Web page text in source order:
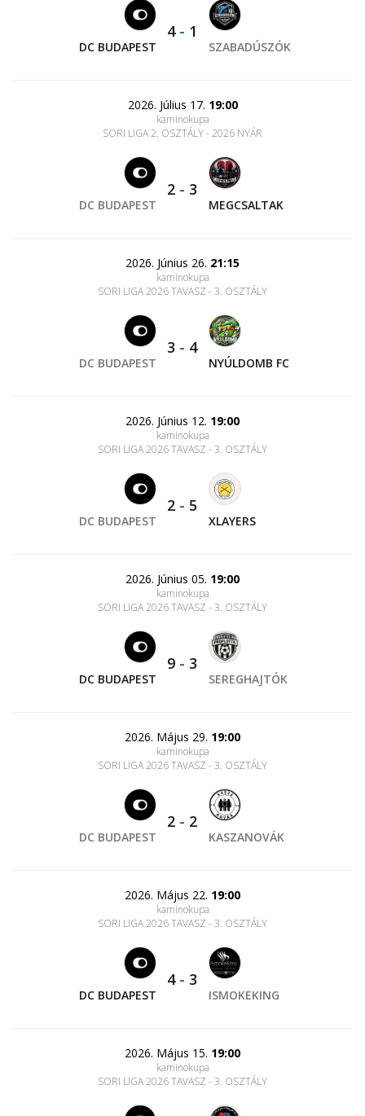
DC BUDAPEST
4- 1
SZABADÚSZÓK
2026. Július 17. 19:00
kaminokupa
SORI LIGA 2. OSZTÁLY - 2026 NYÁR
DC BUDAPEST
2 - 3
MEGCSALTAK
2026. Június 26. 21:15
kaminokupa
SORI LIGA 2026 TAVASZ - 3. OSZTÁLY
DC BUDAPEST
3 - 4
NYÚLDOMB FC
2026. Június 12. 19:00
kaminokupa
SORI LIGA 2026 TAVASZ - 3. OSZTÁLY
DC BUDAPEST
2 - 5
XLAYERS
2026. Június 05. 19:00
kaminokupa
SORI LIGA 2026 TAVASZ - 3. OSZTÁLY
DC BUDAPEST
9 - 3
SEREGHAJTÓK
2026. Május 29. 19:00
kaminokupa
SORI LIGA 2026 TAVASZ - 3. OSZTÁLY
DC BUDAPEST
2 - 2
KASZANOVÁK
2026. Május 22. 19:00
kaminokupa
SORI LIGA 2026 TAVASZ - 3. OSZTÁLY
DC BUDAPEST
4- 3
ISMOKEKING
2026. Május 15. 19:00
kaminokupa
SORI LIGA 2026 TAVASZ - 3. OSZTÁLY